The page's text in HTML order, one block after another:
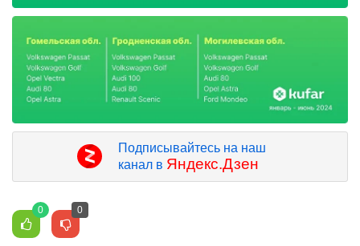
Подписывайтесь на наш
канал в Яндекс.Дзен
0 0